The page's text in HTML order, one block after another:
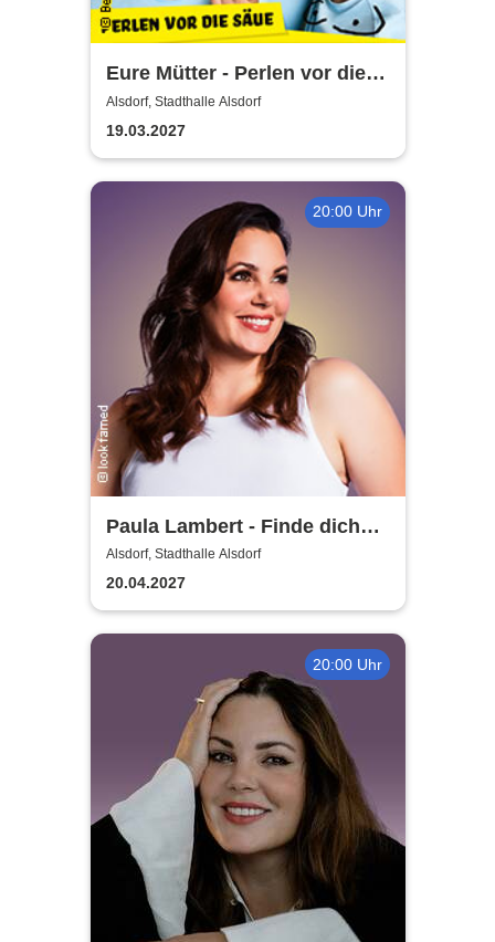
Eure Mütter - Perlen vor die
Säue - Das Best Of zum
Jubiläum
Alsdorf, Stadthalle Alsdorf
19.03.2027
20:00 Uhr
Paula Lambert - Finde dich
gut, sonst findet dich keiner
Alsdorf, Stadthalle Alsdorf
20.04.2027
20:00 Uhr